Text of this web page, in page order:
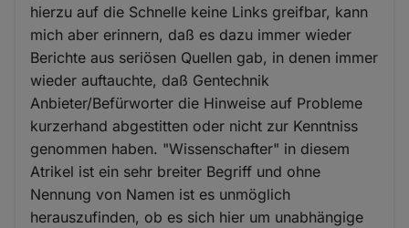
hierzu auf die Schnelle keine Links greifbar, kann
mich aber erinnern, daß es dazu immer wieder
Berichte aus seriösen Quellen gab, in denen immer
wieder auftauchte, daß Gentechnik
Anbieter/Befürworter die Hinweise auf Probleme
kurzerhand abgestitten oder nicht zur Kenntniss
genommen haben. "Wissenschafter" in diesem
Atrikel ist ein sehr breiter Begriff und ohne
Nennung von Namen ist es unmöglich
herauszufinden, ob es sich hier um unabhängige